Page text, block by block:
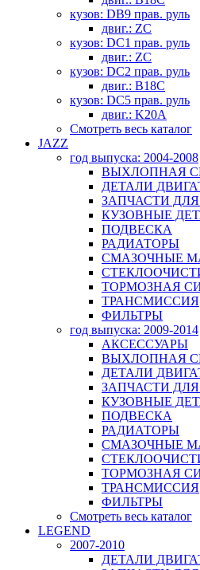
кузов: DB9 прав. руль
двиг.: ZC
кузов: DC1 прав. руль
двиг.: ZC
кузов: DC2 прав. руль
двиг.: B18C
кузов: DC5 прав. руль
двиг.: K20A
Смотреть весь каталог
JAZZ
год выпуска: 2004-2008
ВЫХЛОПНАЯ
ДЕТАЛИ
ЗАПЧАСТИ
КУЗОВНЫЕ
ПОДВЕСКА
РАДИАТОРЫ
СМАЗОЧНЫЕ
ТОРМОЗНАЯ
ТРАНСМИССИЯ
ФИЛЬТРЫ
год выпуска: 2009-2014
АКСЕССУАРЫ
ВЫХЛОПНАЯ
ДЕТАЛИ
ЗАПЧАСТИ
КУЗОВНЫЕ
ПОДВЕСКА
РАДИАТОРЫ
СМАЗОЧНЫЕ
ТОРМОЗНАЯ
ТРАНСМИССИЯ
ФИЛЬТРЫ
Смотреть весь каталог
LEGEND
2007-2010
ДЕТАЛИ